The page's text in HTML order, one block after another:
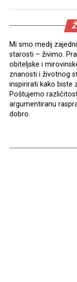
Mi smo medij
starosti – živimo.
obiteljske i
znanosti i životnog
inspirirati kako biste
Poštujemo
argumentiranu
dobro.